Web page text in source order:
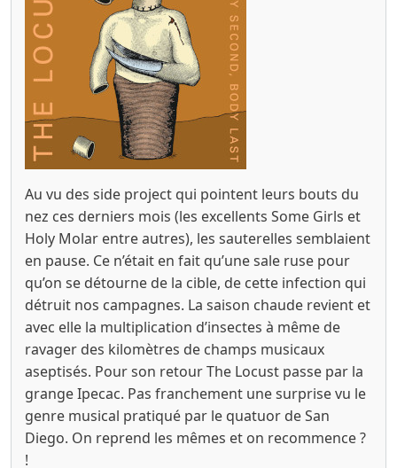
Au vu des side project qui pointent leurs bouts du
nez ces derniers mois (les excellents Some Girls et
Holy Molar entre autres), les sauterelles semblaient
en pause. Ce n’était en fait qu’une sale ruse pour
qu’on se détourne de la cible, de cette infection qui
détruit nos campagnes. La saison chaude revient et
avec elle la multiplication d’insectes à même de
ravager des kilomètres de champs musicaux
aseptisés. Pour son retour The Locust passe par la
grange Ipecac. Pas franchement une surprise vu le
genre musical pratiqué par le quatuor de San
Diego. On reprend les mêmes et on recommence ?
!